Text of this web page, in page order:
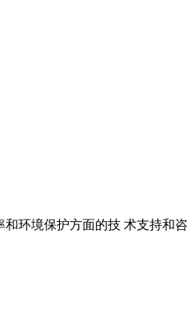
环境保护方面的技 术支持和